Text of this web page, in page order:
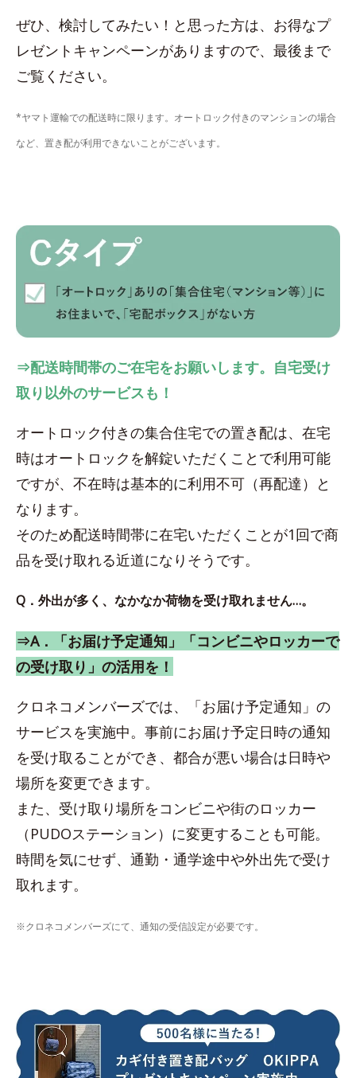
ぜひ、検討してみたい！と思った方は、お得なプ
レゼントキャンペーンがありますので、最後まで
ご覧ください。
*ヤマト運輸での配送時に限ります。オートロック付きのマンションの場合
など、置き配が利用できないことがございます。
⇒配送時間帯のご在宅をお願いします。自宅受け
取り以外のサービスも！
オートロック付きの集合住宅での置き配は、在宅
時はオートロックを解錠いただくことで利用可能
ですが、不在時は基本的に利用不可（再配達）と
なります。
そのため配送時間帯に在宅いただくことが1回で商
品を受け取れる近道になりそうです。
Q．外出が多く、なかなか荷物を受け取れません…。
⇒A．「お届け予定通知」「コンビニやロッカーで
の受け取り」の活用を！
クロネコメンバーズでは、「お届け予定通知」の
サービスを実施中。事前にお届け予定日時の通知
を受け取ることができ、都合が悪い場合は日時や
場所を変更できます。
また、受け取り場所をコンビニや街のロッカー
（PUDOステーション）に変更することも可能。
時間を気にせず、通勤・通学途中や外出先で受け
取れます。
※クロネコメンバーズにて、通知の受信設定が必要です。